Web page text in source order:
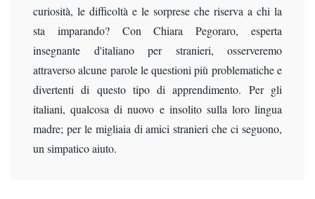
curiosità, le difficoltà e le sorprese che riserva a chi la
sta imparando? Con Chiara Pegoraro, esperta
insegnante d'italiano per stranieri, osserveremo
attraverso alcune parole le questioni più problematiche e
divertenti di questo tipo di apprendimento. Per gli
italiani, qualcosa di nuovo e insolito sulla loro lingua
madre; per le migliaia di amici stranieri che ci seguono,
un simpatico aiuto.